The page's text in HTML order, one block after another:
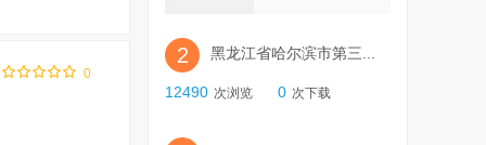
选择性必修 第二册
必修1 选择性必修2 选择性必修3
0
2 黑龙江省哈尔滨市第三...
12490 次浏览 0 次下载